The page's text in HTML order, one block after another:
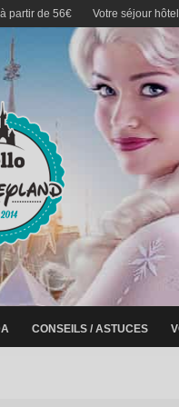
partir de 56€ Votre séjour
CONSEILS / ASTUCES